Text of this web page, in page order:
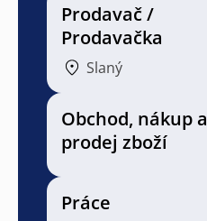
Prodavač /
Prodavačka
Slaný
Obchod, nákup a
prodej zboží
Práce